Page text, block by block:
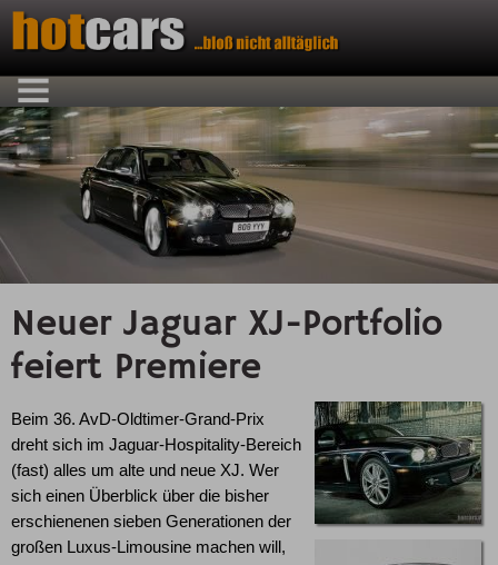
Neuer Jaguar XJ-Portfolio
feiert Premiere
Beim 36. AvD-Oldtimer-Grand-Prix
dreht sich im Jaguar-Hospitality-Bereich
(fast) alles um alte und neue XJ. Wer
sich einen Überblick über die bisher
erschienenen sieben Generationen der
großen Luxus-Limousine machen will,